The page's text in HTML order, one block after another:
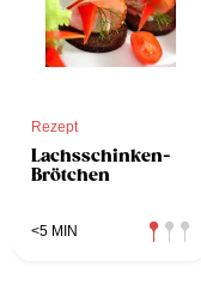
Rezept
Lachsschinken-
Brötchen
<5 MIN